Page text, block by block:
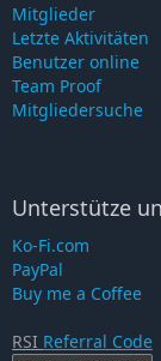
Mitglieder
Letzte Aktivitäten
Benutzer online
Team Proof
Mitgliedersuche
Unterstütze
Ko-Fi.com
PayPal
Buy me a Coffee
RSI Referral Code